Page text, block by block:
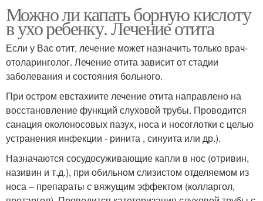
Можно ли капать борную кислоту
в ухо ребенку. Лечение отита
Если у Вас отит, лечение может назначить только врач-
отоларинголог. Лечение отита зависит от стадии
заболевания и состояния больного.
При остром евстахиите лечение отита направлено на
восстановление функций слуховой трубы. Проводится
санация околоносовых пазух, носа и носоглотки с целью
устранения инфекции - ринита , синуита или др.).
Назначаются сосудосуживающие капли в нос (отривин,
називин и т.д.), при обильном слизистом отделяемом из
носа – препараты с вяжущим эффектом (колларгол,